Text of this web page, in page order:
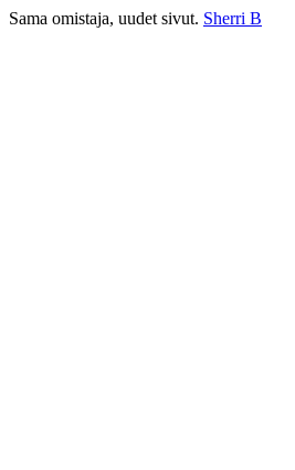
Sama omistaja, uudet sivut. Sherri B